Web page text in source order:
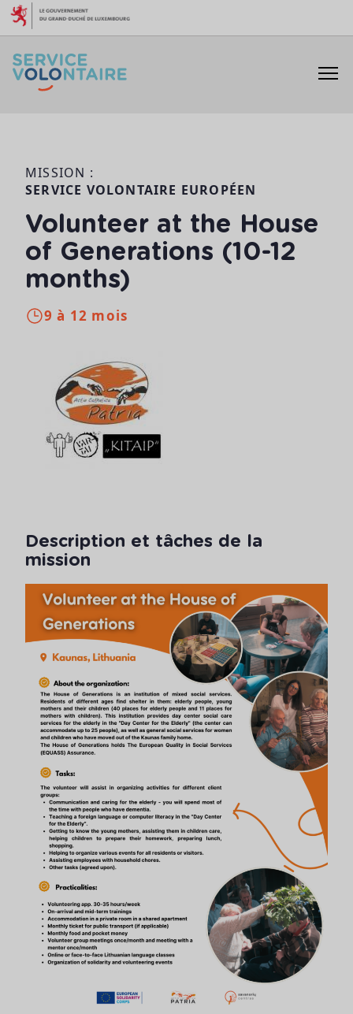
Aller au contenu
MISSION :
SERVICE VOLONTAIRE EUROPÉEN
Volunteer at the House
of Generations (10-12
months)
9 à 12 mois
Description et tâches de la
mission